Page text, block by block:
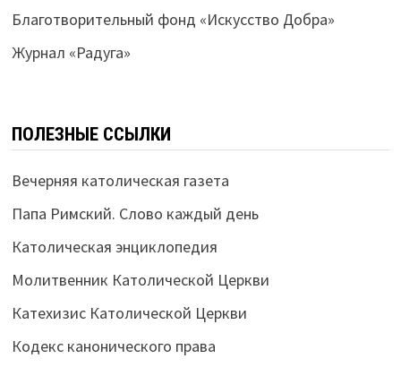
Благотворительный фонд «Искусство Добра»
Журнал «Радуга»
ПОЛЕЗНЫЕ ССЫЛКИ
Вечерняя католическая газета
Папа Римский. Слово каждый день
Католическая энциклопедия
Молитвенник Католической Церкви
Катехизис Католической Церкви
Кодекс канонического права